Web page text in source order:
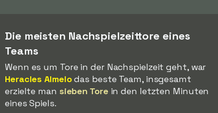
Die meisten Nachspielzeittore eines
Teams
Wenn es um Tore in der Nachspielzeit geht, war
Heracles Almelodas beste Team, insgesamt
erzielte man sieben Tore in den letzten Minuten
eines Spiels.